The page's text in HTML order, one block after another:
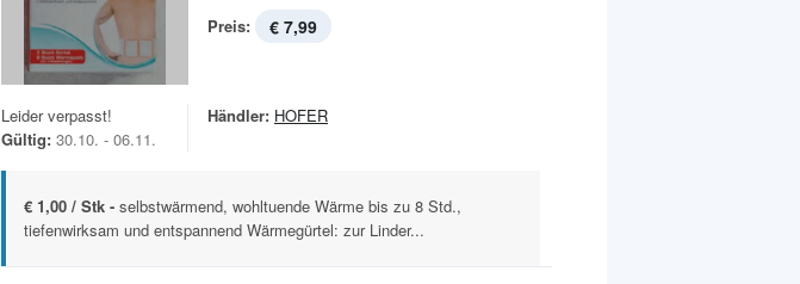
Preis: € 7,99
Leider verpasst!
Gültig: 30.10. - 06.11.
Händler: HOFER
€ 1,00 / Stk - selbstwärmend, wohltuende Wärme bis zu 8 Std.,
tiefenwirksam und entspannend Wärmegürtel: zur Linder...